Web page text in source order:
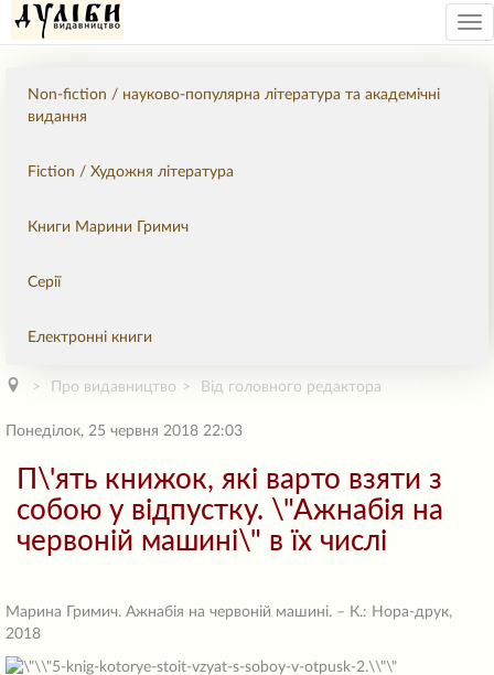
Non-fiction / науково-популярна література та академічні
видання
Fiction / Художня література
Книги Марини Гримич
Серії
Електронні книги
Про видавництво Від головного редактора
Понеділок, 25 червня 2018 22:03
П\'ять книжок, які варто взяти з
собою у відпустку. \"Ажнабія на
червоній машині\" в їх числі
Марина Гримич. Ажнабія на червоній машині. – К.: Нора-друк,
2018